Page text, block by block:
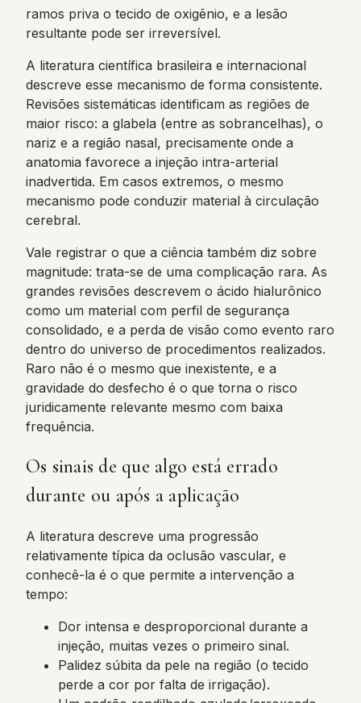
ramos priva o tecido de oxigênio, e a lesão
resultante pode ser irreversível.
A literatura científica brasileira e internacional
descreve esse mecanismo de forma consistente.
Revisões sistemáticas identificam as regiões de
maior risco: a glabela (entre as sobrancelhas), o
nariz e a região nasal, precisamente onde a
anatomia favorece a injeção intra-arterial
inadvertida. Em casos extremos, o mesmo
mecanismo pode conduzir material à circulação
cerebral.
Vale registrar o que a ciência também diz sobre
magnitude: trata-se de uma complicação rara. As
grandes revisões descrevem o ácido hialurônico
como um material com perfil de segurança
consolidado, e a perda de visão como evento raro
dentro do universo de procedimentos realizados.
Raro não é o mesmo que inexistente, e a
gravidade do desfecho é o que torna o risco
juridicamente relevante mesmo com baixa
frequência.
Os sinais de que algo está errado
durante ou após a aplicação
A literatura descreve uma progressão
relativamente típica da oclusão vascular, e
conhecê-la é o que permite a intervenção a
tempo:
Dor intensa e desproporcional durante a
injeção, muitas vezes o primeiro sinal.
Palidez súbita da pele na região (o tecido
perde a cor por falta de irrigação).